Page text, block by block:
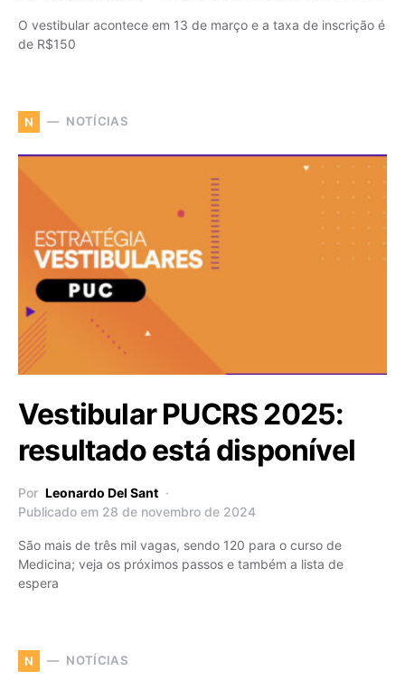
O vestibular acontece em 13 de março e a taxa de inscrição é
de R$150
N NOTÍCIAS
Vestibular PUCRS 2025:
resultado está disponível
Por Leonardo Del Sant
Publicado em 28 de novembro de 2024
São mais de três mil vagas, sendo 120 para o curso de
Medicina; veja os próximos passos e também a lista de
espera
N NOTÍCIAS